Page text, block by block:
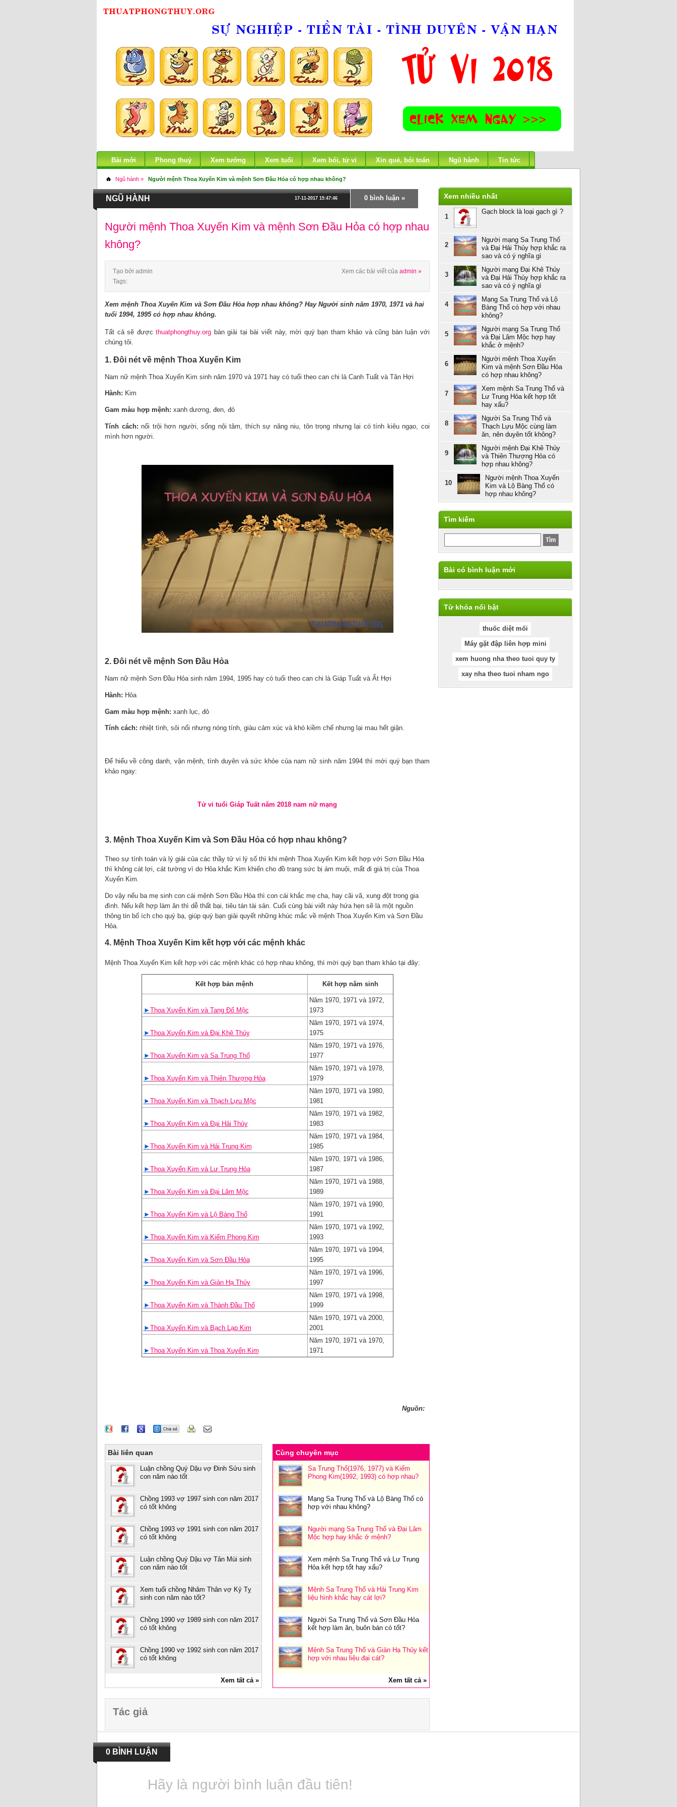
Bài mới Phong thuỷ Xem tướng Xem tuổi Xem bói, tử vi Xin quẻ, bói toán Ngũ hành Tin tức
Ngũ hành » Người mệnh Thoa Xuyến Kim và mệnh Sơn Đầu Hỏa có hợp nhau không?
17-11-2017 15:47:46
NGŨ HÀNH 0 bình luận »
Người mệnh Thoa Xuyến Kim và mệnh Sơn Đầu Hỏa có hợp nhau
không?
Xem các bài viết của admin »
Tạo bởi admin
Tags:
Xem mệnh Thoa Xuyến Kim và Sơn Đầu Hỏa hợp nhau không? Hay Người sinh năm 1970, 1971 và hai
tuổi 1994, 1995 có hợp nhau không.
Tất cả sẽ đượcthuatphongthuy.org bàn giải tại bài viết này, mời quý bạn tham khảo và cũng bàn luận với
chúng tôi.
1. Đôi nét về mệnh Thoa Xuyến Kim
Nam nữ mệnh Thoa Xuyến Kim sinh năm 1970 và 1971 hay có tuổi theo can chi là Canh Tuất và Tân Hợi
Hành: Kim
Gam màu hợp mệnh: xanh dương, đen, đỏ
Tính cách:nổi trội hơn người, sống nội tâm, thích sự nâng niu, tôn trọng nhưng lại có tính kiêu ngạo, coi
mình hơn người.
2. Đôi nét về mệnh Sơn Đầu Hỏa
Nam nữ mệnh Sơn Đầu Hỏa sinh năm 1994, 1995 hay có tuổi theo can chi là Giáp Tuất và Ất Hợi
Hành: Hỏa
Gam màu hợp mệnh: xanh lục, đỏ
Tính cách: nhiệt tình, sôi nổi nhưng nóng tính, giàu cảm xúc và khó kiềm chế nhưng lại mau hết giận.
Để hiểu về công danh, vận mệnh, tình duyên và sức khỏe của nam nữ sinh năm 1994 thì mời quý bạn tham
khảo ngay:
Tử vi tuổi Giáp Tuất năm 2018 nam nữ mạng
3. Mệnh Thoa Xuyến Kim và Sơn Đầu Hỏa có hợp nhau không?
Theo sự tính toán và lý giải của các thầy tử vi lý số thì khi mệnh Thoa Xuyến Kim kết hợp với Sơn Đầu Hỏa
thì không cát lợi, cát tường vì do Hỏa khắc Kim khiến cho đồ trang sức bị ám muội, mất đi giá trị của Thoa
Xuyến Kim.
Do vậy nếu ba mẹ sinh con cái mệnh Sơn Đầu Hỏa thì con cái khắc mẹ cha, hay cãi vã, xung đột trong gia
đình. Nếu kết hợp làm ăn thì dễ thất bại, tiêu tán tài sản. Cuối cùng bài viết này hứa hẹn sẽ là một nguồn
thông tin bổ ích cho quý bạ, giúp quý bạn giải quyết những khúc mắc về mệnh Thoa Xuyến Kim và Sơn Đầu
Hỏa.
4. Mệnh Thoa Xuyến Kim kết hợp với các mệnh khác
Mệnh Thoa Xuyến Kim kết hợp với các mệnh khác có hợp nhau không, thì mời quý bạn tham khảo tại đây:
Kết hợp bản mệnh Kết hợp năm sinh
► Thoa Xuyến Kim và Tang Đố Mộc
Năm 1970, 1971 và 1972,
1973
► Thoa Xuyến Kim và Đại Khê Thủy
Năm 1970, 1971 và 1974,
1975
► Thoa Xuyến Kim và Sa Trung Thổ
Năm 1970, 1971 và 1976,
1977
► Thoa Xuyến Kim và Thiên Thượng Hỏa
Năm 1970, 1971 và 1978,
1979
► Thoa Xuyến Kim và Thạch Lựu Mộc
Năm 1970, 1971 và 1980,
1981
► Thoa Xuyến Kim và Đại Hải Thủy
Năm 1970, 1971 và 1982,
1983
► Thoa Xuyến Kim và Hải Trung Kim
Năm 1970, 1971 và 1984,
1985
► Thoa Xuyến Kim và Lư Trung Hỏa
Năm 1970, 1971 và 1986,
1987
► Thoa Xuyến Kim và Đại Lâm Mộc
Năm 1970, 1971 và 1988,
1989
► Thoa Xuyến Kim và Lộ Bàng Thổ
Năm 1970, 1971 và 1990,
1991
► Thoa Xuyến Kim và Kiếm Phong Kim
Năm 1970, 1971 và 1992,
1993
► Thoa Xuyến Kim và Sơn Đầu Hỏa
Năm 1970, 1971 và 1994,
1995
► Thoa Xuyến Kim và Giản Hạ Thủy
Năm 1970, 1971 và 1996,
1997
► Thoa Xuyến Kim và Thành Đầu Thổ
Năm 1970, 1971 và 1998,
1999
► Thoa Xuyến Kim và Bạch Lạp Kim
Năm 1970, 1971 và 2000,
2001
► Thoa Xuyến Kim và Thoa Xuyến Kim
Năm 1970, 1971 và 1970,
1971
Nguồn:
Bài liên quan
Luận chồng Quý Dậu vợ Đinh Sửu sinh
con năm nào tốt
Chồng 1993 vợ 1997 sinh con năm 2017
có tốt không
Chồng 1993 vợ 1991 sinh con năm 2017
có tốt không
Luận chồng Quý Dậu vợ Tân Mùi sinh
con năm nào tốt
Xem tuổi chồng Nhâm Thân vợ Kỷ Tỵ
sinh con năm nào tốt?
Chồng 1990 vợ 1989 sinh con năm 2017
có tốt không
Chồng 1990 vợ 1992 sinh con năm 2017
có tốt không
Xem tất cả »
Cùng chuyên mục
Sa Trung Thổ(1976, 1977) và Kiếm
Phong Kim(1992, 1993) có hợp nhau?
Mạng Sa Trung Thổ và Lộ Bàng Thổ có
hợp với nhau không?
Người mạng Sa Trung Thổ và Đại Lâm
Mộc hợp hay khắc ở mệnh?
Xem mệnh Sa Trung Thổ và Lư Trung
Hỏa kết hợp tốt hay xấu?
Mệnh Sa Trung Thổ và Hải Trung Kim
liệu hình khắc hay cát lợi?
Người Sa Trung Thổ và Sơn Đầu Hỏa
kết hợp làm ăn, buôn bán có tốt?
Mệnh Sa Trung Thổ và Giản Hạ Thủy kết
hợp với nhau liệu đại cát?
Xem tất cả »
Tác giả
Xem nhiều nhất
1
Gạch block là loại gạch gì ?
2
Người mạng Sa Trung Thổ
và Đại Hải Thủy hợp khắc ra
sao và có ý nghĩa gì
3
Người mạng Đại Khê Thủy
và Đại Hải Thủy hợp khắc ra
sao và có ý nghĩa gì
4
Mạng Sa Trung Thổ và Lộ
Bàng Thổ có hợp với nhau
không?
5
Người mạng Sa Trung Thổ
và Đại Lâm Mộc hợp hay
khắc ở mệnh?
6
Người mệnh Thoa Xuyến
Kim và mệnh Sơn Đầu Hỏa
có hợp nhau không?
7
Xem mệnh Sa Trung Thổ và
Lư Trung Hỏa kết hợp tốt
hay xấu?
8
Người Sa Trung Thổ và
Thạch Lựu Mộc cùng làm
ăn, nên duyên tốt không?
9
Người mệnh Đại Khê Thủy
và Thiên Thượng Hỏa có
hợp nhau không?
10
Người mệnh Thoa Xuyến
Kim và Lộ Bàng Thổ có
hợp nhau không?
Tìm kiếm
Bài có bình luận mới
Từ khóa nổi bật
thuốc diệt mối
Máy gặt đập liên hợp mini
xem huong nha theo tuoi quy ty
xay nha theo tuoi nham ngo
0 BÌNH LUẬN
Hãy là người bình luận đầu tiên!